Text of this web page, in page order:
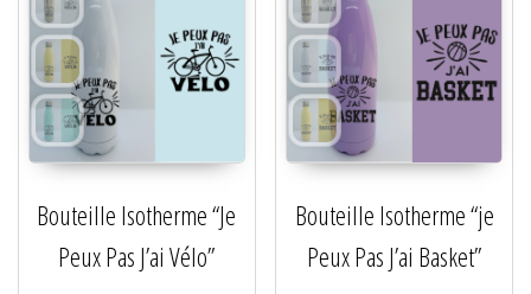
Bouteille Isotherme “Je
Peux Pas J’ai Vélo”
Bouteille Isotherme “je
Peux Pas J’ai Basket”